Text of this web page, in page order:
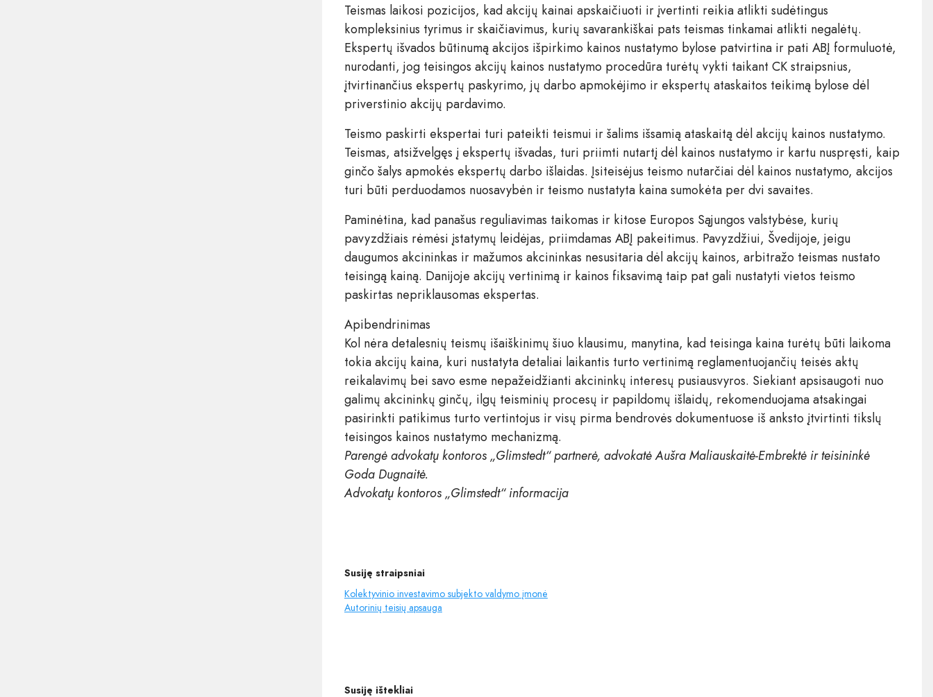
Teismas laikosi pozicijos, kad akcijų kainai apskaičiuoti ir įvertinti reikia atlikti sudėtingus
kompleksinius tyrimus ir skaičiavimus, kurių savarankiškai pats teismas tinkamai atlikti negalėtų.
Ekspertų išvados būtinumą akcijos išpirkimo kainos nustatymo bylose patvirtina ir pati ABĮ formuluotė,
nurodanti, jog teisingos akcijų kainos nustatymo procedūra turėtų vykti taikant CK straipsnius,
įtvirtinančius ekspertų paskyrimo, jų darbo apmokėjimo ir ekspertų ataskaitos teikimą bylose dėl
priverstinio akcijų pardavimo.
Teismo paskirti ekspertai turi pateikti teismui ir šalims išsamią ataskaitą dėl akcijų kainos nustatymo.
Teismas, atsižvelgęs į ekspertų išvadas, turi priimti nutartį dėl kainos nustatymo ir kartu nuspręsti, kaip
ginčo šalys apmokės ekspertų darbo išlaidas. Įsiteisėjus teismo nutarčiai dėl kainos nustatymo, akcijos
turi būti perduodamos nuosavybėn ir teismo nustatyta kaina sumokėta per dvi savaites.
Paminėtina, kad panašus reguliavimas taikomas ir kitose Europos Sąjungos valstybėse, kurių
pavyzdžiais rėmėsi įstatymų leidėjas, priimdamas ABĮ pakeitimus. Pavyzdžiui, Švedijoje, jeigu
daugumos akcininkas ir mažumos akcininkas nesusitaria dėl akcijų kainos, arbitražo teismas nustato
teisingą kainą. Danijoje akcijų vertinimą ir kainos fiksavimą taip pat gali nustatyti vietos teismo
paskirtas nepriklausomas ekspertas.
Apibendrinimas
Kol nėra detalesnių teismų išaiškinimų šiuo klausimu, manytina, kad teisinga kaina turėtų būti laikoma
tokia akcijų kaina, kuri nustatyta detaliai laikantis turto vertinimą reglamentuojančių teisės aktų
reikalavimų bei savo esme nepažeidžianti akcininkų interesų pusiausvyros. Siekiant apsisaugoti nuo
galimų akcininkų ginčų, ilgų teisminių procesų ir papildomų išlaidų, rekomenduojama atsakingai
pasirinkti patikimus turto vertintojus ir visų pirma bendrovės dokumentuose iš anksto įtvirtinti tikslų
teisingos kainos nustatymo mechanizmą.
Parengė advokatų kontoros „Glimstedt“ partnerė, advokatė Aušra Maliauskaitė-Embrektė ir teisininkė
Goda Dugnaitė.
Advokatų kontoros „Glimstedt“ informacija
Susiję straipsniai
Kolektyvinio investavimo subjekto valdymo įmonė
Autorinių teisių apsauga
Susiję ištekliai